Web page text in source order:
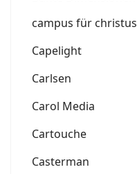
campus für christus
Capelight
Carlsen
Carol Media
Cartouche
Casterman